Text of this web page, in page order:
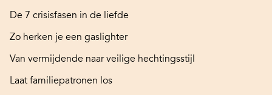
De 7 crisisfasen in de liefde
Zo herken je een gaslighter
Van vermijdende naar veilige hechtingsstijl
Laat familiepatronen los